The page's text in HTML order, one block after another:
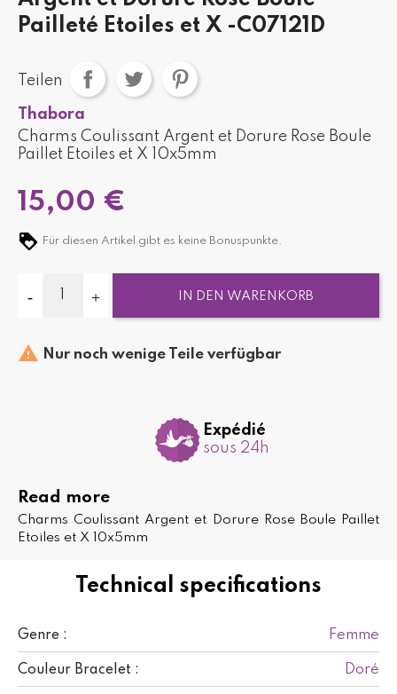
Technical specifications
Genre : Femme
Couleur Bracelet : Doré
Pailleté Etoiles et X -C07121D
Teilen
Thabora
Charms Coulissant Argent et Dorure Rose Boule
Paillet Etoiles et X 10x5mm
15,00 €
Für diesen Artikel gibt es keine Bonuspunkte.
IN DEN WARENKORB
 Nur noch wenige Teile verfügbar
Expédié
sous 24h
Read more
Charms Coulissant Argent et Dorure Rose Boule Paillet
Etoiles et X 10x5mm